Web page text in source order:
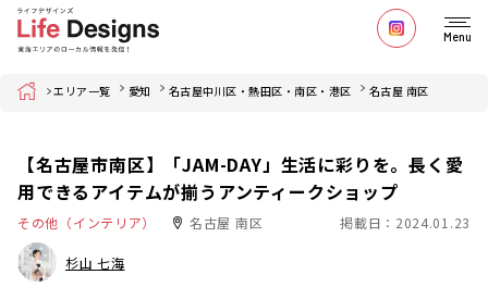
Menu
Home エリア一覧 愛知 名古屋中川区・熱田区・南区・港区 名古屋 南区
【名古屋市南区】「JAM-DAY」生活に彩りを。長く愛
用できるアイテムが揃うアンティークショップ
その他（インテリア） 名古屋 南区 掲載日：2024.01.23
杉山 七海